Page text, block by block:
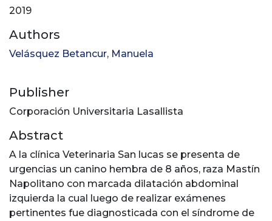
2019
Authors
Velásquez Betancur, Manuela
Publisher
Corporación Universitaria Lasallista
Abstract
A la clínica Veterinaria San lucas se presenta de
urgencias un canino hembra de 8 años, raza Mastín
Napolitano con marcada dilatación abdominal
izquierda la cual luego de realizar exámenes
pertinentes fue diagnosticada con el síndrome de